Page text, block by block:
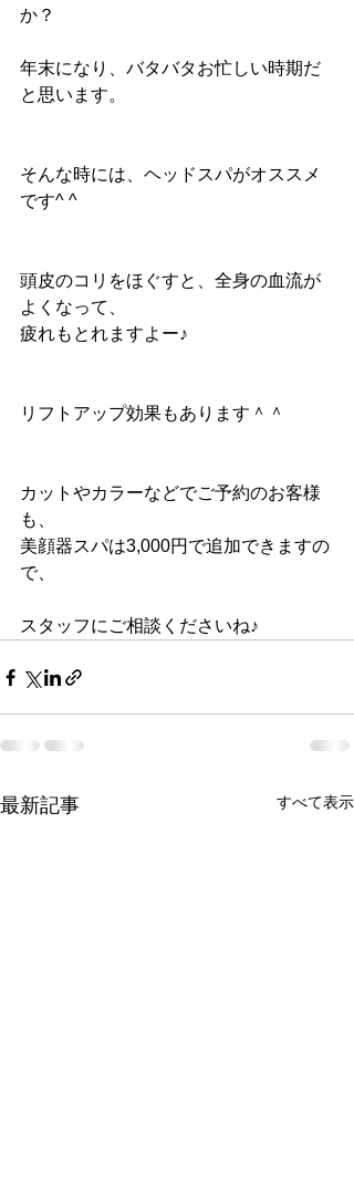
か？
年末になり、バタバタお忙しい時期だ
と思います。
そんな時には、ヘッドスパがオススメ
です^ ^
頭皮のコリをほぐすと、全身の血流が
よくなって、
疲れもとれますよー♪
リフトアップ効果もあります＾＾
カットやカラーなどでご予約のお客様
も、
美顔器スパは3,000円で追加できますの
で、
スタッフにご相談くださいね♪
最新記事 すべて表示